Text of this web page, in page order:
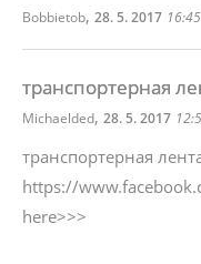
Bobbietob, 28. 5. 2017 16:45
транспортерная
Michaelded, 28. 5. 2017
транспортерная
https://
here>>>